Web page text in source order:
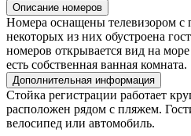
Описание номеров
Номера оснащены телевизором с
некоторых из них обустроена
номеров открывается вид на
есть собственная ванная комната.
Дополнительная информация
Стойка регистрации работает
расположен рядом с пляжем.
велосипед или автомобиль.